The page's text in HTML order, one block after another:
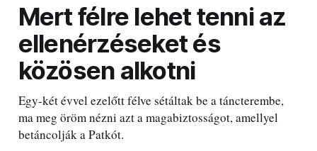
Mert félre lehet tenni az
ellenérzéseket és
közösen alkotni
Egy-két évvel ezelőtt félve sétáltak be a táncterembe,
ma meg öröm nézni azt a magabiztosságot, amellyel
betáncolják a Patkót.